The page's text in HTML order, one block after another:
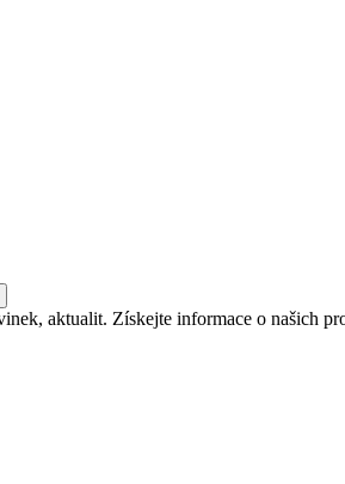
aktualit. Získejte informace o našich